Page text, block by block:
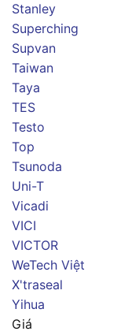
Stanley
Superching
Supvan
Taiwan
Taya
TES
Testo
Top
Tsunoda
Uni-T
Vicadi
VICI
VICTOR
WeTech Việt
X'traseal
Yihua
Giá